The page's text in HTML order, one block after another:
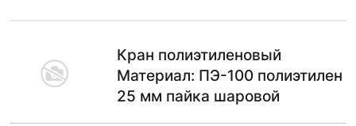
Кран полиэтиленовый
Материал: ПЭ-100 полиэтилен
25 мм пайка шаровой